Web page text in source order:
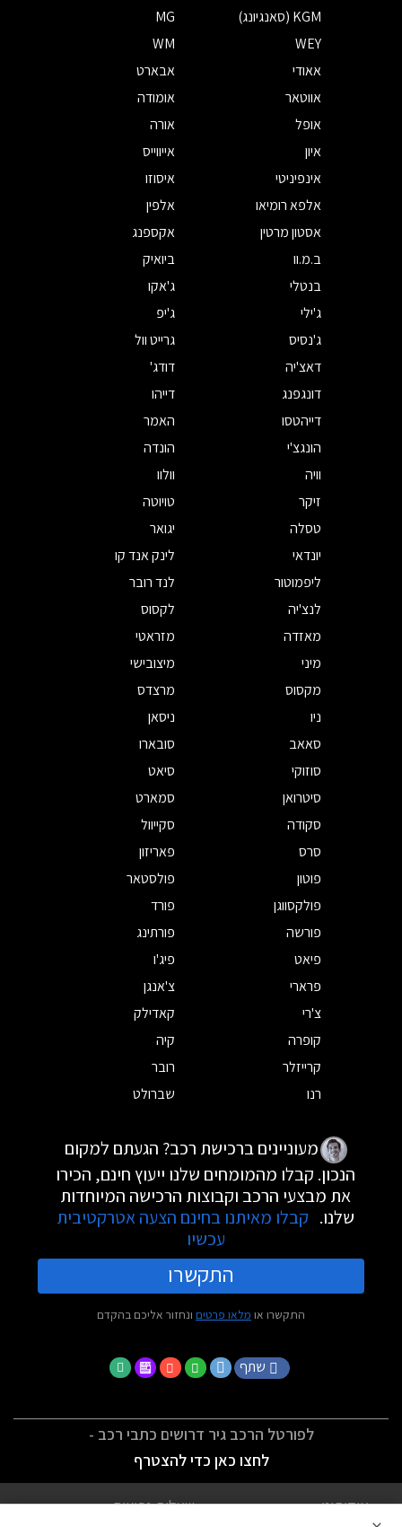
KGM (סאנגיונג)
MG
WEY
WM
אאודי
אבארט
אווטאר
אומודה
אופל
אורה
איון
אייווייס
אינפיניטי
איסוזו
אלפא רומיאו
אלפין
אסטון מרטין
אקספנג
ב.מ.וו
ביואיק
בנטלי
ג'אקו
ג'ילי
ג'יפ
ג'נסיס
גרייט וול
דאצ'יה
דודג'
דונגפנג
דייהו
דייהטסו
האמר
הונגצ'י
הונדה
וויה
וולוו
זיקר
טויוטה
טסלה
יגואר
יונדאי
לינק אנד קו
ליפמוטור
לנד רובר
לנצ'יה
לקסוס
מאזדה
מזראטי
מיני
מיצובישי
מקסוס
מרצדס
ניו
ניסאן
סאאב
סובארו
סוזוקי
סיאט
סיטרואן
סמארט
סקודה
סקייוול
סרס
פאריזון
פוטון
פולסטאר
פולקסווגן
פורד
פורשה
פורתינג
פיאט
פיג'ו
פרארי
צ'אנגן
צ'רי
קאדילק
קופרה
קיה
קרייזלר
רובר
רנו
שברולט
מעוניינים ברכישת רכב? הגעתם למקום
הנכון. קבלו מהמומחים שלנו ייעוץ חינם, הכירו
את מבצעי הרכב וקבוצות הרכישה המיוחדות
שלנו. קבלו מאיתנו בחינם הצעה אטרקטיבית
עכשיו
התקשרו
התקשרו או מלאו פרטים ונחזור אליכם בהקדם
שתף
לפורטל הרכב גיר דרושים כתבי רכב -
לחצו כאן כדי להצטרף
אודותינו שאלות נפוצות